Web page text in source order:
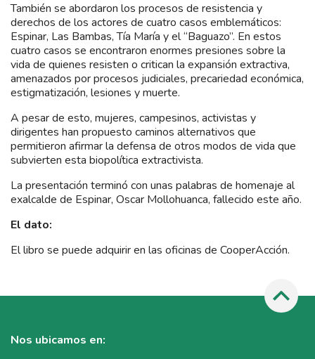
También se abordaron los procesos de resistencia y
derechos de los actores de cuatro casos emblemáticos:
Espinar, Las Bambas, Tía María y el “Baguazo”. En estos
cuatro casos se encontraron enormes presiones sobre la
vida de quienes resisten o critican la expansión extractiva,
amenazados por procesos judiciales, precariedad económica,
estigmatización, lesiones y muerte.
A pesar de esto, mujeres, campesinos, activistas y
dirigentes han propuesto caminos alternativos que
permitieron afirmar la defensa de otros modos de vida que
subvierten esta biopolítica extractivista.
La presentación terminó con unas palabras de homenaje al
exalcalde de Espinar, Oscar Mollohuanca, fallecido este año.
El dato:
El libro se puede adquirir en las oficinas de CooperAcción.
Nos ubicamos en: